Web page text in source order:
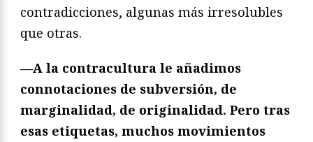
contradicciones, algunas más irresolubles
que otras.
—A la contracultura le añadimos
connotaciones de subversión, de
marginalidad, de originalidad. Pero tras
esas etiquetas, muchos movimientos